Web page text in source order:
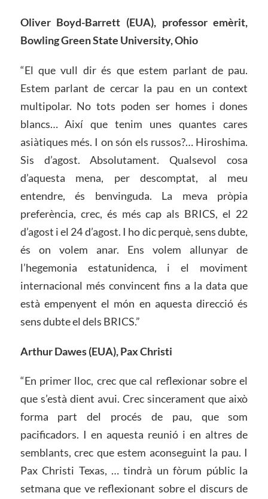
Oliver Boyd-Barrett (EUA), professor emèrit,
Bowling Green State University, Ohio
“El que vull dir és que estem parlant de pau.
Estem parlant de cercar la pau en un context
multipolar. No tots poden ser homes i dones
blancs… Així que tenim unes quantes cares
asiàtiques més. I on són els russos?… Hiroshima.
Sis d’agost. Absolutament. Qualsevol cosa
d’aquesta mena, per descomptat, al meu
entendre, és benvinguda. La meva pròpia
preferència, crec, és més cap als BRICS, el 22
d’agost i el 24 d’agost. I ho dic perquè, sens dubte,
és on volem anar. Ens volem allunyar de
l’hegemonia estatunidenca, i el moviment
internacional més convincent fins a la data que
està empenyent el món en aquesta direcció és
sens dubte el dels BRICS.”
Arthur Dawes (EUA), Pax Christi
“En primer lloc, crec que cal reflexionar sobre el
que s’està dient avui. Crec sincerament que això
forma part del procés de pau, que som
pacificadors. I en aquesta reunió i en altres de
semblants, crec que estem aconseguint la pau. I
Pax Christi Texas, … tindrà un fòrum públic la
setmana que ve reflexionant sobre el discurs de